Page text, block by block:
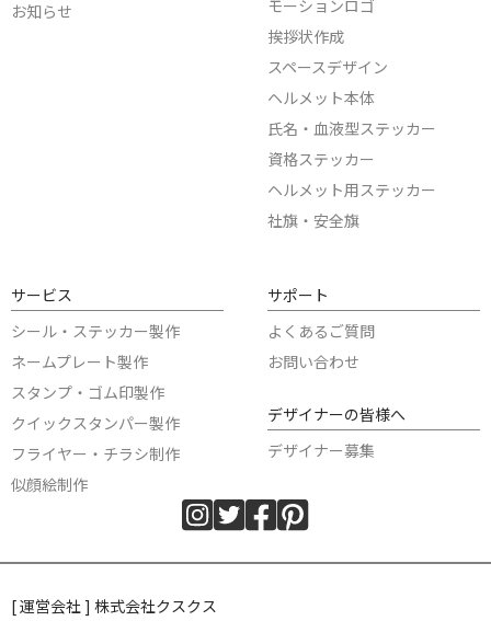
お知らせ
モーションロゴ
挨拶状作成
スペースデザイン
ヘルメット本体
氏名・血液型ステッカー
資格ステッカー
ヘルメット用ステッカー
社旗・安全旗
サービス
シール・ステッカー製作
ネームプレート製作
スタンプ・ゴム印製作
クイックスタンパー製作
フライヤー・チラシ制作
似顔絵制作
サポート
よくあるご質問
お問い合わせ
デザイナーの皆様へ
デザイナー募集
[ 運営会社 ] 株式会社クスクス